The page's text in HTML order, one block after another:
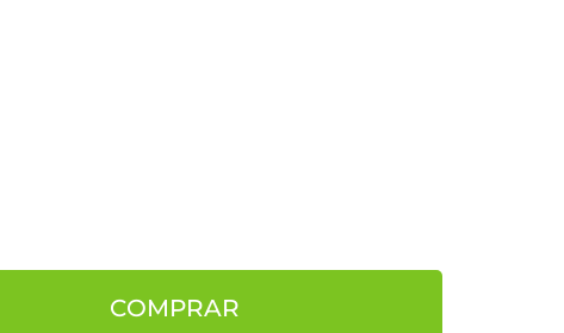
COMPRAR